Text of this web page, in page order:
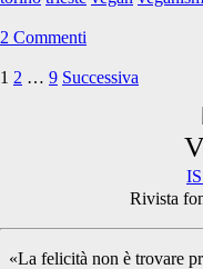
2 Commenti
Paginazione
1 2 … 9 Successiva
Sidebar
Rivista
«La felicità non è trovare